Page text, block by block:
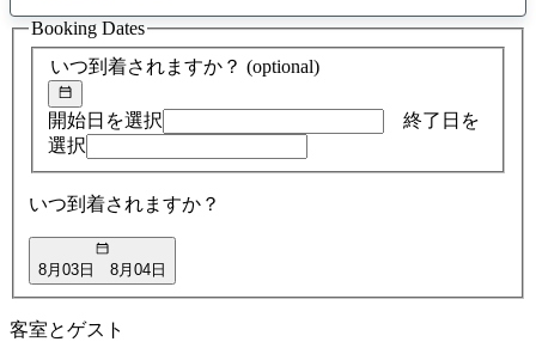
ア
ド
バ
イ
検
索
いつ到着されますか？ (optional)
開始日を選択
終了日を
選択
いつ到着されますか？
8月03日 8月04日
Booking Dates
客室とゲスト